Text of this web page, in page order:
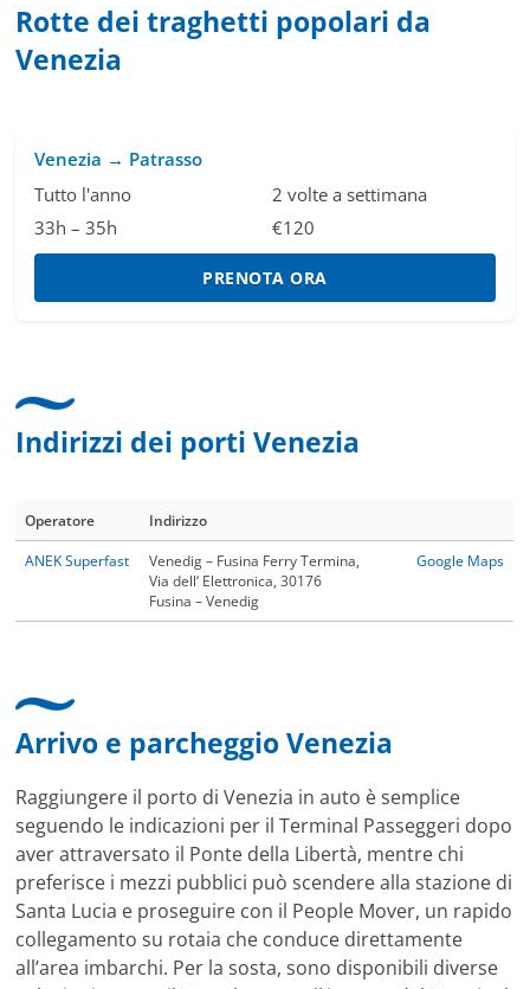
Rotte dei traghetti popolari da
Venezia
Venezia → Patrasso
Tutto l'anno
2 volte a settimana
33h – 35h
€120
PRENOTA ORA
Indirizzi dei porti Venezia
Operatore Indirizzo
ANEK Superfast
Venedig – Fusina Ferry Termina,
Via dell‘ Elettronica, 30176
Fusina – Venedig
Google Maps
Arrivo e parcheggio Venezia
Raggiungere il porto di Venezia in auto è semplice
seguendo le indicazioni per il Terminal Passeggeri dopo
aver attraversato il Ponte della Libertà, mentre chi
preferisce i mezzi pubblici può scendere alla stazione di
Santa Lucia e proseguire con il People Mover, un rapido
collegamento su rotaia che conduce direttamente
all’area imbarchi. Per la sosta, sono disponibili diverse